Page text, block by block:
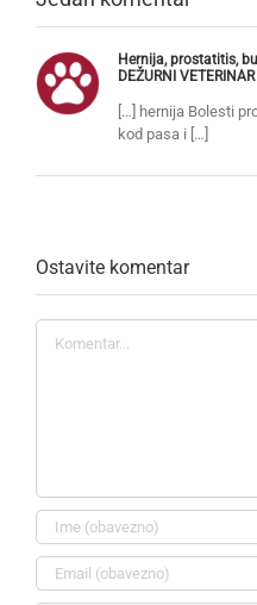
Hernija, prostatitis,
DEŽURNI VETERINAR
[…] hernija Bolesti
kod pasa i […]
Ostavite komentar
Komentar